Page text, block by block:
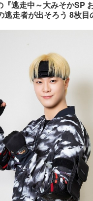
停止方法
逃走中～大みそかSP
逃走者が出そろう 8枚目